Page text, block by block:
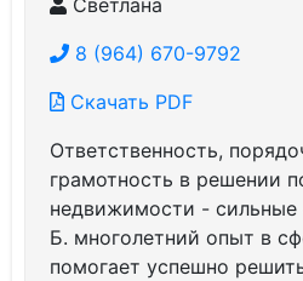
Светлана
8 (964) 670-9792
Скачать PDF
Ответственность,
грамотность в решении
недвижимости -
Б. многолетний опыт в
помогает успешно